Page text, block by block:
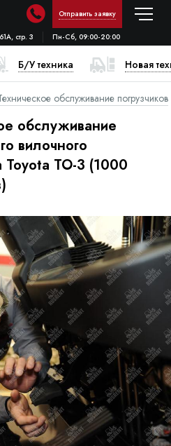
Отправить заявку
стр. 3 Пн-Сб, 09:00-20:00
Б/У техника Новая
обслуживание погрузчиков
обслуживание
вилочного
Toyota ТО-3 (1000